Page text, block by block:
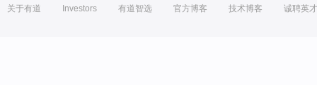
关于有道 Investors 有道智选 官方博客 技术博客 诚聘英才